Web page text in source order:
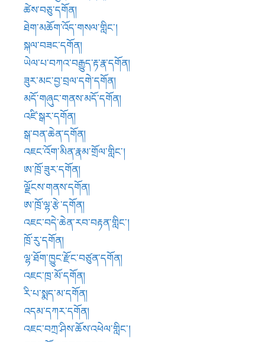
ཨ་ཁྲོ་ཟུར་དགོན།
ལྗོངས་གནས་དགོན།
ཨ་ཁྲོ་ལྷ་རྩེ་དགོན།
འཇང་བདེ་ཆེན་རབ་བརྟན་གླིང་།
ཁྲོ་རུ་དགོན།
ལྷ་ཐོག་ཁྱུང་རྫོང་བཙུན་དགོན།
འཇང་ཁྲ་མོ་དགོན།
རི་པ་སྨད་མ་དགོན།
འདམ་དཀར་དགོན།
འཇང་བཀྲ་ཤིས་ཆོས་འཕེལ་གླིང་།
འབའ་རོམ་བཀའ་བརྒྱུད།
སྨྲྀ་ཏིའི་གདན་ས་དྲན་ཐང་དགོན།
ཁྱུང་པོ་ཞག་གཅོད་དགོན།
སྒར་སར་དགོན།
སྟག་ལུང་བཀའ་བརྒྱུད།
ཉག་མཚོ་ཁ་ཨཱརྱ་གླིང་།
རྡོ་སྨད་སྲས་མཁར་དགོན།
རྡོ་སྨད་རྟག་བརྟན་དམ་ཆོས་གླིང་།
སྨར་རོལ་རྒྱུད་སྡེ་དགོན།